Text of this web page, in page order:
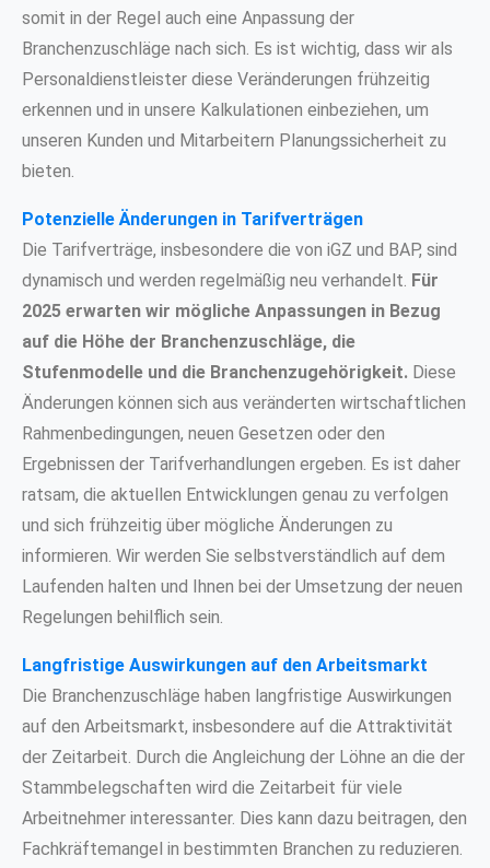
somit in der Regel auch eine Anpassung der
Branchenzuschläge nach sich. Es ist wichtig, dass wir als
Personaldienstleister diese Veränderungen frühzeitig
erkennen und in unsere Kalkulationen einbeziehen, um
unseren Kunden und Mitarbeitern Planungssicherheit zu
bieten.
Potenzielle Änderungen in Tarifverträgen
Die Tarifverträge, insbesondere die von iGZ und BAP, sind
dynamisch und werden regelmäßig neu verhandelt. Für
2025 erwarten wir mögliche Anpassungen in Bezug
auf die Höhe der Branchenzuschläge, die
Stufenmodelle und die Branchenzugehörigkeit. Diese
Änderungen können sich aus veränderten wirtschaftlichen
Rahmenbedingungen, neuen Gesetzen oder den
Ergebnissen der Tarifverhandlungen ergeben. Es ist daher
ratsam, die aktuellen Entwicklungen genau zu verfolgen
und sich frühzeitig über mögliche Änderungen zu
informieren. Wir werden Sie selbstverständlich auf dem
Laufenden halten und Ihnen bei der Umsetzung der neuen
Regelungen behilflich sein.
Langfristige Auswirkungen auf den Arbeitsmarkt
Die Branchenzuschläge haben langfristige Auswirkungen
auf den Arbeitsmarkt, insbesondere auf die Attraktivität
der Zeitarbeit. Durch die Angleichung der Löhne an die der
Stammbelegschaften wird die Zeitarbeit für viele
Arbeitnehmer interessanter. Dies kann dazu beitragen, den
Fachkräftemangel in bestimmten Branchen zu reduzieren.